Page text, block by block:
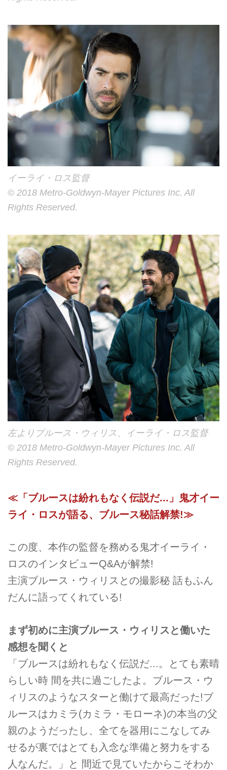
イーライ・ロス監督
© 2018 Metro-Goldwyn-Mayer Pictures Inc. All
Rights Reserved.
左よりブルース・ウィリス、イーライ・ロス監督
© 2018 Metro-Goldwyn-Mayer Pictures Inc. All
Rights Reserved.
≪「ブルースは紛れもなく伝説だ...」鬼才イー
ライ・ロスが語る、ブルース秘話解禁!≫
この度、本作の監督を務める鬼才イーライ・
ロスのインタビューQ&Aが解禁!
主演ブルース・ウィリスとの撮影秘 話もふん
だんに語ってくれている!
まず初めに主演ブルース・ウィリスと働いた
感想を聞くと
「ブルースは紛れもなく伝説だ...。とても素晴
らしい時 間を共に過ごしたよ。ブルース・ウ
ィリスのようなスターと働けて最高だった!ブ
ルースはカミラ(カミラ・モローネ)の本当の父
親のようだったし、全てを器用にこなしてみ
せるが裏ではとても入念な準備と努力をする
人なんだ。」と 間近で見ていたからこそわか